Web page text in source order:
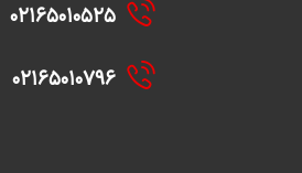
۰۲۱۶۵۰۱۰۵۲۵
۰۲۱۶۵۰۱۰۷۹۶